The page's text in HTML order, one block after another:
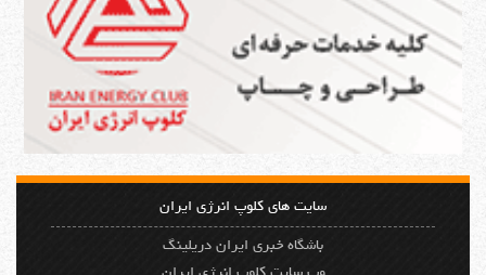
سایت های کلوپ انرژی ایران
باشگاه خبری ایران دریلینگ